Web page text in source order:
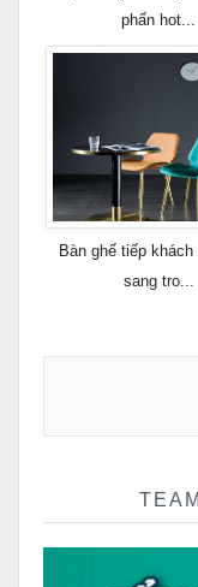
phấn hot...
Bàn ghế tiếp
sang tro...